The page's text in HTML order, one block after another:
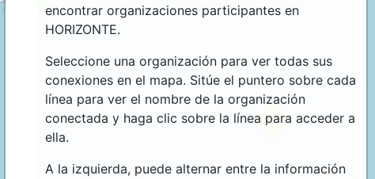
encontrar organizaciones participantes en
HORIZONTE.
Seleccione una organización para ver todas sus
conexiones en el mapa. Sitúe el puntero sobre cada
línea para ver el nombre de la organización
conectada y haga clic sobre la línea para acceder a
ella.
A la izquierda, puede alternar entre la información
44